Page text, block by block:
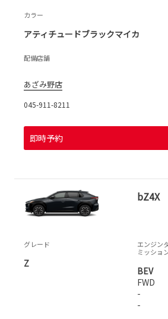
カラー
アティチュードブラックマイカ
配備店舗
あざみ野店
045-911-8211
即時予約
bZ4X
グレード
Z
エンジン
ミッショ
BEV
FWD
-
-